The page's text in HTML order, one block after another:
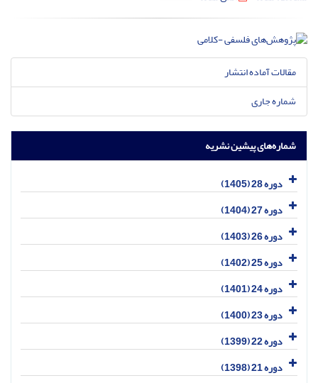
مقالات آماده انتشار
شماره جاری
شماره‌های پیشین نشریه
دوره 28 (1405)
دوره 27 (1404)
دوره 26 (1403)
دوره 25 (1402)
دوره 24 (1401)
دوره 23 (1400)
دوره 22 (1399)
دوره 21 (1398)